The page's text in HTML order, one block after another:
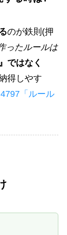
のが鉄則(押
ったルールは
ではなく
得しやす
4797「ルール